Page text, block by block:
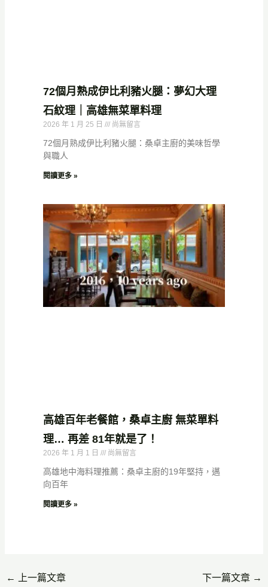
72個月熟成伊比利豬火腿：夢幻大理
石紋理｜高雄無菜單料理
2026 年 1 月 25 日 尚無留言
72個月熟成伊比利豬火腿：桑卓主廚的美味哲學
與職人
閱讀更多 »
高雄百年老餐館，桑卓主廚 無菜單料
理… 再差 81年就是了！
2026 年 1 月 1 日 尚無留言
高雄地中海料理推薦：桑卓主廚的19年堅持，邁
向百年
閱讀更多 »
← 上一篇文章 下一篇文章 →